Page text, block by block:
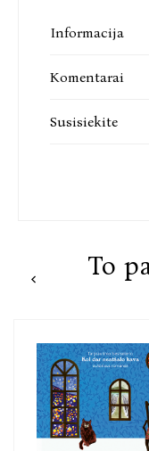
aukščiausias
Informacija
Komentarai
Susisiekite
To